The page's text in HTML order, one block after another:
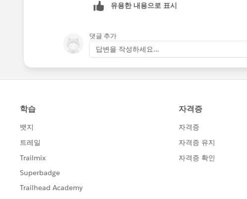
유용한 내용으로 표시
댓글 추가
답변을 작성하세요...